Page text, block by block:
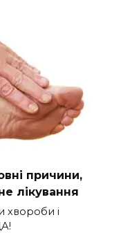
причини,
лікування
хвороби і